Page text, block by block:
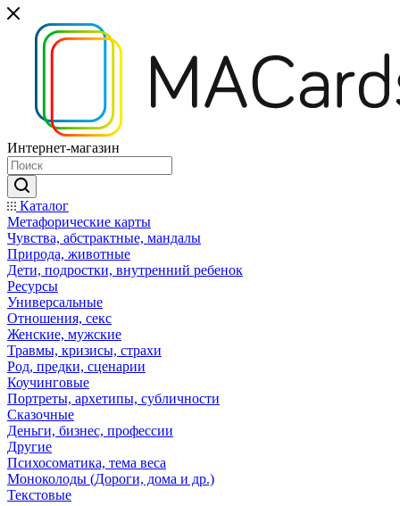
Интернет-магазин
Каталог
Mетафорические карты
Чувства, абстрактные, мандалы
Природа, животные
Дети, подростки, внутренний ребенок
Ресурсы
Универсальные
Отношения, секс
Женские, мужские
Травмы, кризисы, страхи
Род, предки, сценарии
Коучинговые
Портреты, архетипы, субличности
Сказочные
Деньги, бизнес, профессии
Другие
Психосоматика, тема веса
Моноколоды (Дороги, дома и др.)
Текстовые